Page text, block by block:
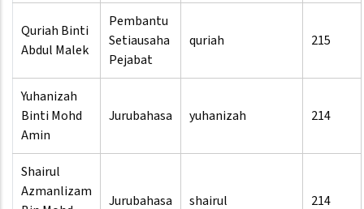
Quriah Binti
Abdul Malek
Pembantu
Setiausaha
Pejabat
quriah 215
Yuhanizah
Binti Mohd
Amin
Jurubahasa yuhanizah 214
Shairul
Azmanlizam
Jurubahasa shairul 214